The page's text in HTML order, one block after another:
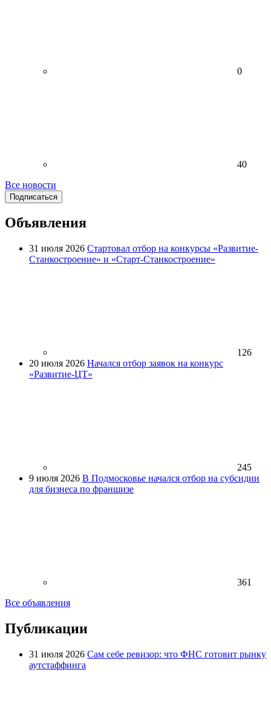
0
40
Все новости
Подписаться
Объявления
31 июля 2026 Стартовал отбор на конкурсы «Развитие-
Станкостроение» и «Старт-Станкостроение»
126
20 июля 2026 Начался отбор заявок на конкурс
«Развитие-ЦТ»
245
9 июля 2026 В Подмосковье начался отбор на субсидии
для бизнеса по франшизе
361
Все объявления
Публикации
31 июля 2026 Сам себе ревизор: что ФНС готовит рынку
аутстаффинга